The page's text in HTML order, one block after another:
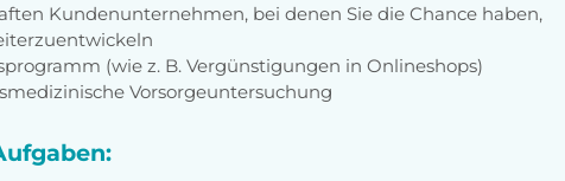
Kundenunternehmen, bei denen Sie die Chance haben,
(wie z. B. Vergünstigungen in Onlineshops)
Vorsorgeuntersuchung